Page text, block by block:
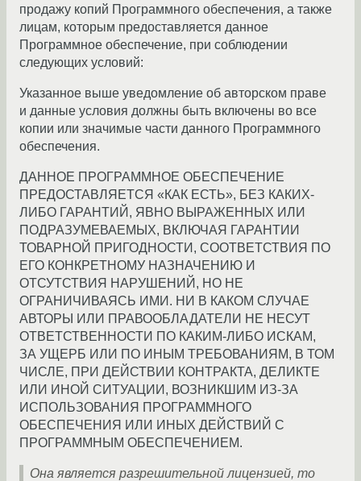
продажу копий Программного обеспечения, а также
лицам, которым предоставляется данное
Программное обеспечение, при соблюдении
следующих условий:
Указанное выше уведомление об авторском праве
и данные условия должны быть включены во все
копии или значимые части данного Программного
обеспечения.
ДАННОЕ ПРОГРАММНОЕ ОБЕСПЕЧЕНИЕ
ПРЕДОСТАВЛЯЕТСЯ «КАК ЕСТЬ», БЕЗ КАКИХ-
ЛИБО ГАРАНТИЙ, ЯВНО ВЫРАЖЕННЫХ ИЛИ
ПОДРАЗУМЕВАЕМЫХ, ВКЛЮЧАЯ ГАРАНТИИ
ТОВАРНОЙ ПРИГОДНОСТИ, СООТВЕТСТВИЯ ПО
ЕГО КОНКРЕТНОМУ НАЗНАЧЕНИЮ И
ОТСУТСТВИЯ НАРУШЕНИЙ, НО НЕ
ОГРАНИЧИВАЯСЬ ИМИ. НИ В КАКОМ СЛУЧАЕ
АВТОРЫ ИЛИ ПРАВООБЛАДАТЕЛИ НЕ НЕСУТ
ОТВЕТСТВЕННОСТИ ПО КАКИМ-ЛИБО ИСКАМ,
ЗА УЩЕРБ ИЛИ ПО ИНЫМ ТРЕБОВАНИЯМ, В ТОМ
ЧИСЛЕ, ПРИ ДЕЙСТВИИ КОНТРАКТА, ДЕЛИКТЕ
ИЛИ ИНОЙ СИТУАЦИИ, ВОЗНИКШИМ ИЗ-ЗА
ИСПОЛЬЗОВАНИЯ ПРОГРАММНОГО
ОБЕСПЕЧЕНИЯ ИЛИ ИНЫХ ДЕЙСТВИЙ С
ПРОГРАММНЫМ ОБЕСПЕЧЕНИЕМ.
Она является разрешительной лицензией, то